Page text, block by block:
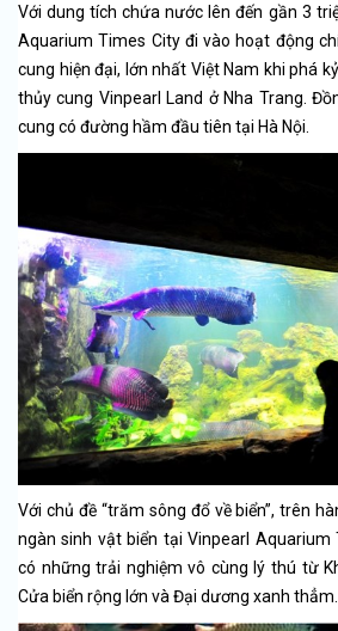
Với dung tích chứa nước lên đến gần 3
Aquarium Times City đi vào hoạt động
cung hiện đại, lớn nhất Việt Nam khi phá
thủy cung Vinpearl Land ở Nha Trang.
cung có đường hầm đầu tiên tại Hà Nội.
Với chủ đề “trăm sông đổ về biển”, trên
ngàn sinh vật biển tại Vinpearl Aquarium
có những trải nghiệm vô cùng lý thú từ
Cửa biển rộng lớn và Đại dương xanh thẳm.